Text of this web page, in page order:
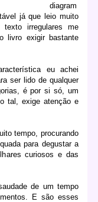
diagram
já que leio muito
irregulares me
livro exigir bastante
eu achei
ser lido de qualquer
é por si só, um
tal, exige atenção e
tempo, procurando
para degustar a
curiosos e das
de um tempo
E são esses